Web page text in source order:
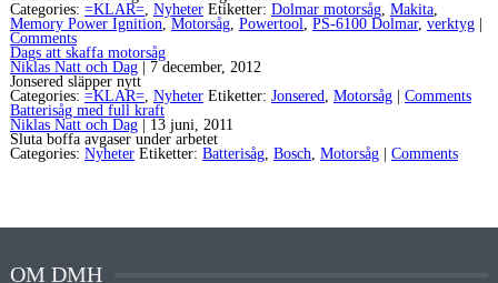
Categories: =KLAR=, Nyheter Etiketter: Dolmar motorsåg, Makita,
Memory Power Ignition, Motorsåg, Powertool, PS-6100 Dolmar, verktyg
Comments
Dags att skaffa motorsåg
Niklas Natt och Dag
7 december, 2012
Jonsered släpper nytt
Categories: =KLAR=, Nyheter Etiketter: Jonsered, Motorsåg
Comments
Batterisåg med full kraft
Niklas Natt och Dag
13 juni, 2011
Sluta boffa avgaser under arbetet
Categories: Nyheter Etiketter: Batterisåg, Bosch, Motorsåg Comments
OM DMH